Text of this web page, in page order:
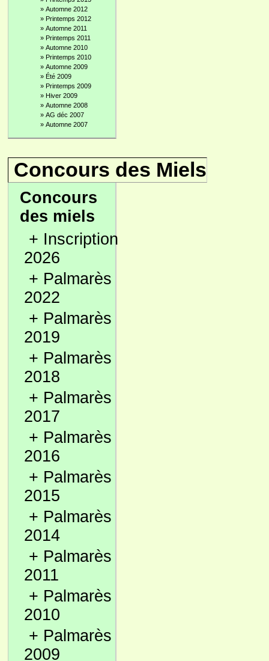
» Automne 2012
» Printemps 2012
» Automne 2011
» Printemps 2011
» Automne 2010
» Printemps 2010
» Automne 2009
» Été 2009
» Printemps 2009
» Hiver 2009
» Automne 2008
» AG déc 2007
» Automne 2007
Concours des Miels
Concours
des miels
+ Inscription
2026
+ Palmarès
2022
+ Palmarès
2019
+ Palmarès
2018
+ Palmarès
2017
+ Palmarès
2016
+ Palmarès
2015
+ Palmarès
2014
+ Palmarès
2011
+ Palmarès
2010
+ Palmarès
2009